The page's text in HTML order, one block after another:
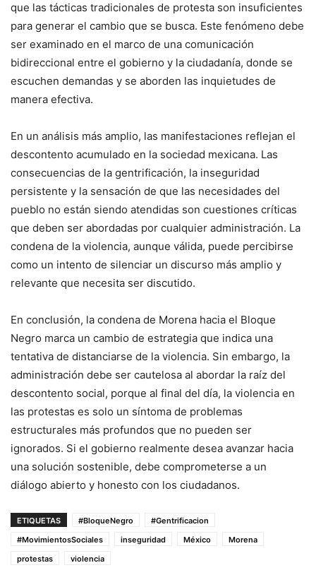
que las tácticas tradicionales de protesta son insuficientes
para generar el cambio que se busca. Este fenómeno debe
ser examinado en el marco de una comunicación
bidireccional entre el gobierno y la ciudadanía, donde se
escuchen demandas y se aborden las inquietudes de
manera efectiva.
En un análisis más amplio, las manifestaciones reflejan el
descontento acumulado en la sociedad mexicana. Las
consecuencias de la gentrificación, la inseguridad
persistente y la sensación de que las necesidades del
pueblo no están siendo atendidas son cuestiones críticas
que deben ser abordadas por cualquier administración. La
condena de la violencia, aunque válida, puede percibirse
como un intento de silenciar un discurso más amplio y
relevante que necesita ser discutido.
En conclusión, la condena de Morena hacia el Bloque
Negro marca un cambio de estrategia que indica una
tentativa de distanciarse de la violencia. Sin embargo, la
administración debe ser cautelosa al abordar la raíz del
descontento social, porque al final del día, la violencia en
las protestas es solo un síntoma de problemas
estructurales más profundos que no pueden ser
ignorados. Si el gobierno realmente desea avanzar hacia
una solución sostenible, debe comprometerse a un
diálogo abierto y honesto con los ciudadanos.
ETIQUETAS #BloqueNegro
#Gentrificacion
#MovimientosSociales
inseguridad México
Morena
protestas
violencia